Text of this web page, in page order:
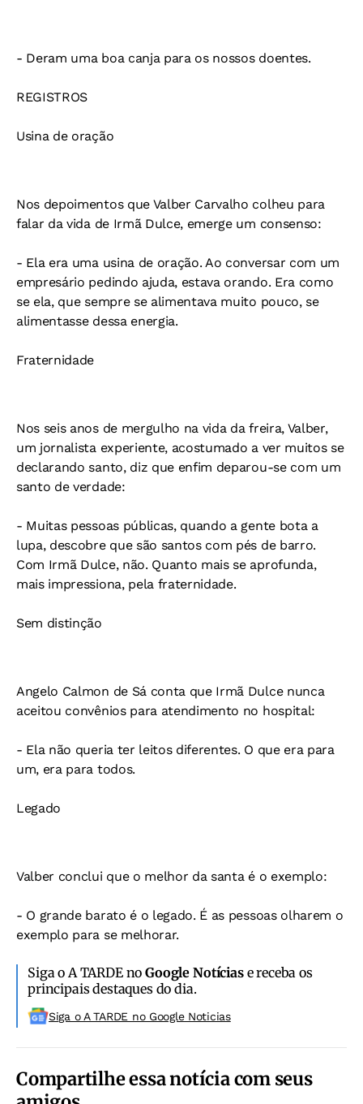
- Deram uma boa canja para os nossos doentes.
REGISTROS
Usina de oração
Nos depoimentos que Valber Carvalho colheu para
falar da vida de Irmã Dulce, emerge um consenso:
- Ela era uma usina de oração. Ao conversar com um
empresário pedindo ajuda, estava orando. Era como
se ela, que sempre se alimentava muito pouco, se
alimentasse dessa energia.
Fraternidade
Nos seis anos de mergulho na vida da freira, Valber,
um jornalista experiente, acostumado a ver muitos se
declarando santo, diz que enfim deparou-se com um
santo de verdade:
- Muitas pessoas públicas, quando a gente bota a
lupa, descobre que são santos com pés de barro.
Com Irmã Dulce, não. Quanto mais se aprofunda,
mais impressiona, pela fraternidade.
Sem distinção
Angelo Calmon de Sá conta que Irmã Dulce nunca
aceitou convênios para atendimento no hospital:
- Ela não queria ter leitos diferentes. O que era para
um, era para todos.
Legado
Valber conclui que o melhor da santa é o exemplo:
- O grande barato é o legado. É as pessoas olharem o
exemplo para se melhorar.
Siga o A TARDE noGoogle Notíciase receba os
principais destaques do dia.
Siga o A TARDE no Google Noticias
Compartilhe essa notícia com seus